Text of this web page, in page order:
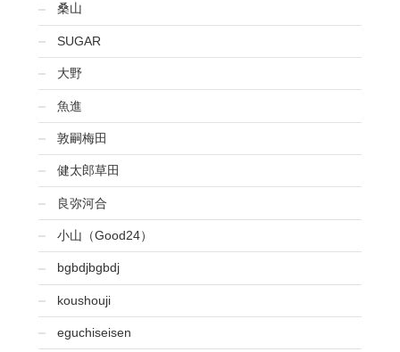
桑山
SUGAR
大野
魚進
敦嗣梅田
健太郎草田
良弥河合
小山（Good24）
bgbdjbgbdj
koushouji
eguchiseisen